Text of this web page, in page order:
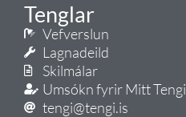
Tenglar
Vefverslun
Lagnadeild
Skilmálar
Umsókn fyrir Mitt Tengi
tengi@tengi.is